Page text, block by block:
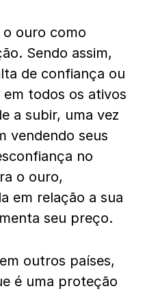
ouro como
Sendo assim,
de confiança ou
todos os ativos
a subir, uma vez
vendendo seus
no
o ouro,
em relação a sua
seu preço.
outros países,
é uma proteção